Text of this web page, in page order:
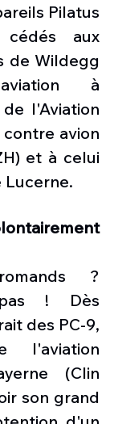
Pilatus
aux
de Wildegg
à
l'Aviation
avion
et à celui
Lucerne.
?
pas ! Dès
des PC-9,
l'aviation
(Clin
son grand